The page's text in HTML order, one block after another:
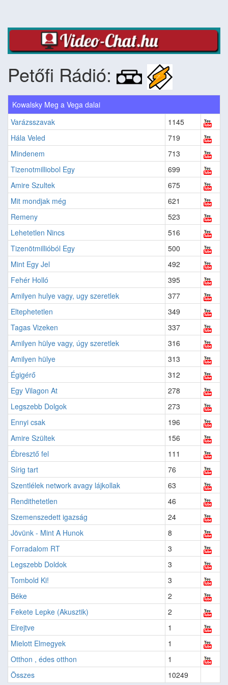
Petőfi Rádió:
Kowalsky Meg a Vega dalai
Varázsszavak
1145
Hála Veled
719
Mindenem
713
Tizenotmilliobol Egy
699
Amire Szultek
675
Mit mondjak még
621
Remeny
523
Lehetetlen Nincs
516
Tizenötmillióból Egy
500
Mint Egy Jel
492
Fehér Holló
395
Amilyen hulye vagy, ugy szeretlek
377
Eltephetetlen
349
Tagas Vizeken
337
Amilyen hülye vagy, úgy szeretlek
316
Amilyen hülye
313
Égigérő
312
Egy Vilagon At
278
Legszebb Dolgok
273
Ennyi csak
196
Amire Szültek
156
Ébresztő fel
111
Sírig tart
76
Szentlélek network avagy lájkollak
63
Rendithetetlen
46
Szemenszedett igazság
24
Jövünk - Mint A Hunok
8
Forradalom RT
3
Legszebb Doldok
3
Tombold Ki!
3
Béke
2
Fekete Lepke (Akusztik)
2
Elrejtve
1
Mielott Elmegyek
1
Otthon , édes otthon
1
Összes
10249